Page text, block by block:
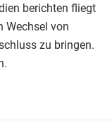
berichten fliegt
Wechsel von
zu bringen.